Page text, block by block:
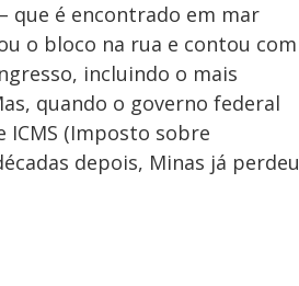
que é encontrado em mar
o bloco na rua e contou com
incluindo o mais
quando o governo federal
ICMS (Imposto sobre
depois, Minas já perdeu